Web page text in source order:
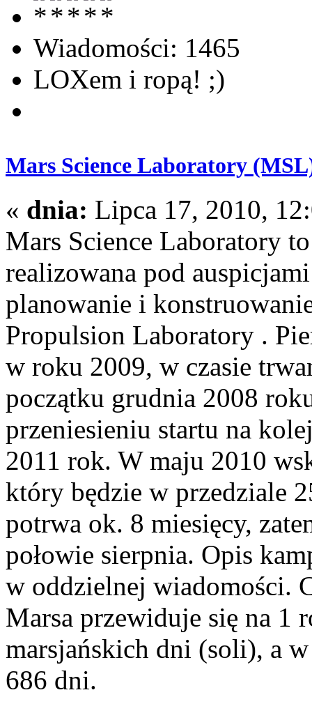
Wiadomości: 1465
LOXem i ropą! ;)
Mars Science Laboratory
« dnia: Lipca 17, 2010,
Mars Science Laboratory
realizowana pod
planowanie i
Propulsion Laboratory .
w roku 2009, w czasie
początku grudnia 2008
przeniesieniu startu na
2011 rok. W maju 2010
który będzie w przedziale
potrwa ok. 8 miesięcy,
połowie sierpnia. Opis
w oddzielnej wiadomości.
Marsa przewiduje się na 1
marsjańskich dni (soli), a
686 dni.